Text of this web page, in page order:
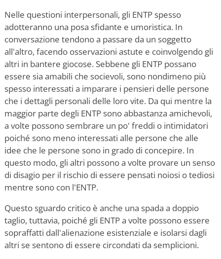
Nelle questioni interpersonali, gli ENTP spesso
adotteranno una posa sfidante e umoristica. In
conversazione tendono a passare da un soggetto
all'altro, facendo osservazioni astute e coinvolgendo gli
altri in bantere giocose. Sebbene gli ENTP possano
essere sia amabili che socievoli, sono nondimeno più
spesso interessati a imparare i pensieri delle persone
che i dettagli personali delle loro vite. Da qui mentre la
maggior parte degli ENTP sono abbastanza amichevoli,
a volte possono sembrare un po' freddi o intimidatori
poiché sono meno interessati alle persone che alle
idee che le persone sono in grado di concepire. In
questo modo, gli altri possono a volte provare un senso
di disagio per il rischio di essere pensati noiosi o tediosi
mentre sono con l'ENTP.
Questo sguardo critico è anche una spada a doppio
taglio, tuttavia, poiché gli ENTP a volte possono essere
sopraffatti dall'alienazione esistenziale e isolarsi dagli
altri se sentono di essere circondati da semplicioni.